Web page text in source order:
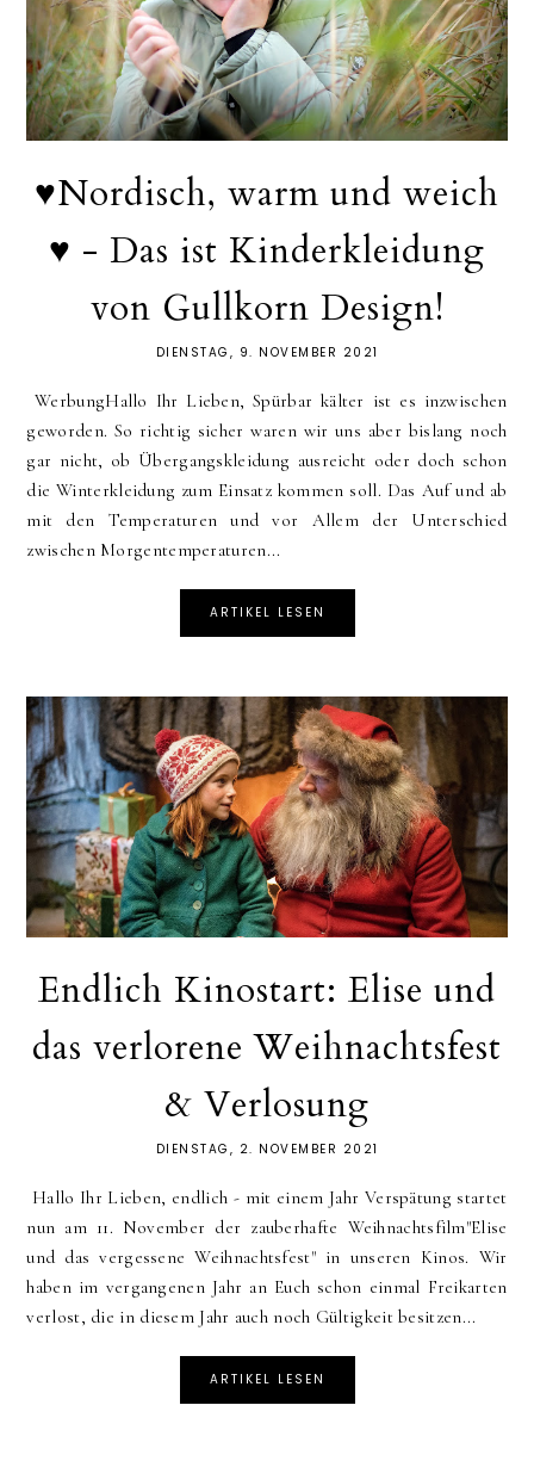
♥Nordisch, warm und weich
♥ - Das ist Kinderkleidung
von Gullkorn Design!
DIENSTAG, 9. NOVEMBER 2021
WerbungHallo Ihr Lieben, Spürbar kälter ist es inzwischen
geworden. So richtig sicher waren wir uns aber bislang noch
gar nicht, ob Übergangskleidung ausreicht oder doch schon
die Winterkleidung zum Einsatz kommen soll. Das Auf und ab
mit den Temperaturen und vor Allem der Unterschied
zwischen Morgentemperaturen...
ARTIKEL LESEN
Endlich Kinostart: Elise und
das verlorene Weihnachtsfest
& Verlosung
DIENSTAG, 2. NOVEMBER 2021
Hallo Ihr Lieben, endlich - mit einem Jahr Verspätung startet
nun am 11. November der zauberhafte Weihnachtsfilm"Elise
und das vergessene Weihnachtsfest" in unseren Kinos. Wir
haben im vergangenen Jahr an Euch schon einmal Freikarten
verlost, die in diesem Jahr auch noch Gültigkeit besitzen...
ARTIKEL LESEN